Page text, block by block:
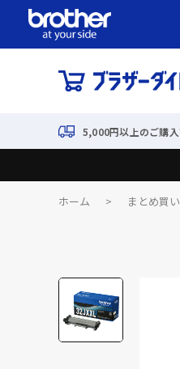
5,000円以上のご購入
ホーム > まとめ買い